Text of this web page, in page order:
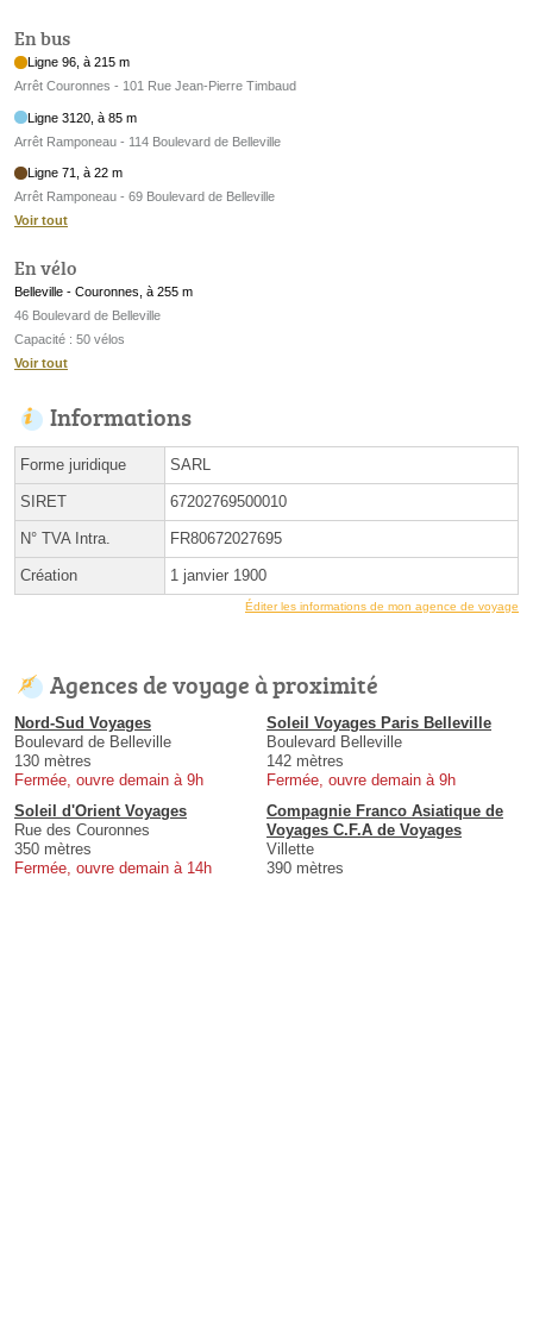
En bus
Ligne 96, à 215 m
Arrêt Couronnes - 101 Rue Jean-Pierre Timbaud
Ligne 3120, à 85 m
Arrêt Ramponeau - 114 Boulevard de Belleville
Ligne 71, à 22 m
Arrêt Ramponeau - 69 Boulevard de Belleville
Voir tout
En vélo
Belleville - Couronnes, à 255 m
46 Boulevard de Belleville
Capacité : 50 vélos
Voir tout
Informations
Forme juridique SARL
SIRET 67202769500010
N° TVA Intra. FR80672027695
Création 1 janvier 1900
Éditer les informations de mon agence de voyage
Agences de voyage à proximité
Nord-Sud Voyages
Boulevard de Belleville
130 mètres
Fermée, ouvre demain à 9h
Soleil Voyages Paris Belleville
Boulevard Belleville
142 mètres
Fermée, ouvre demain à 9h
Soleil d'Orient Voyages
Rue des Couronnes
350 mètres
Fermée, ouvre demain à 14h
Compagnie Franco Asiatique de
Voyages C.F.A de Voyages
Villette
390 mètres